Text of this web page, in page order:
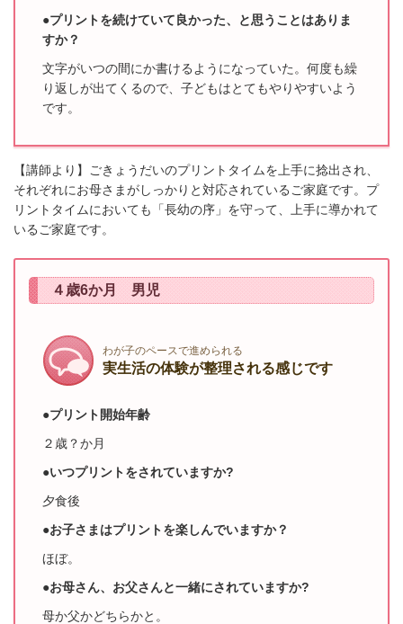
●プリントを続けていて良かった、と思うことはありま
すか？
文字がいつの間にか書けるようになっていた。何度も繰
り返しが出てくるので、子どもはとてもやりやすいよう
です。
【講師より】ごきょうだいのプリントタイムを上手に捻出され、
それぞれにお母さまがしっかりと対応されているご家庭です。プ
リントタイムにおいても「長幼の序」を守って、上手に導かれて
いるご家庭です。
４歳6か月 男児
わが子のペースで進められる
実生活の体験が整理される感じです
●プリント開始年齢
２歳？か月
●いつプリントをされていますか?
夕食後
●お子さまはプリントを楽しんでいますか？
ほぼ。
●お母さん、お父さんと一緒にされていますか?
母か父かどちらかと。